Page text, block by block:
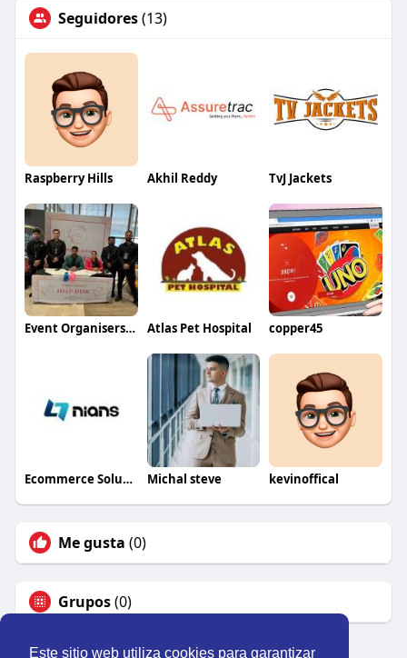
Este sitio web utiliza cookies para garantizar
Seguidores(13)
Raspberry Hills Akhil Reddy TvJ Jackets
Event Organisers in Lucknow Wedding Specialists Atlas Pet Hospital copper45
Ecommerce Solutions Michal steve kevinoffical
Me gusta (0)
Grupos(0)